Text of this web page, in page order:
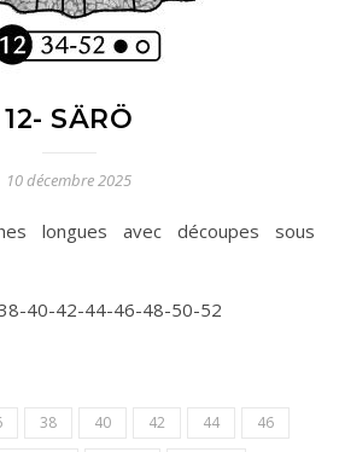
12- SÄRÖ
10 décembre 2025
40-42-44-46-48-50-52
38 40 42 44
46